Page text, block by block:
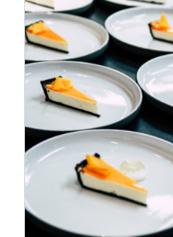
ADD TO CART